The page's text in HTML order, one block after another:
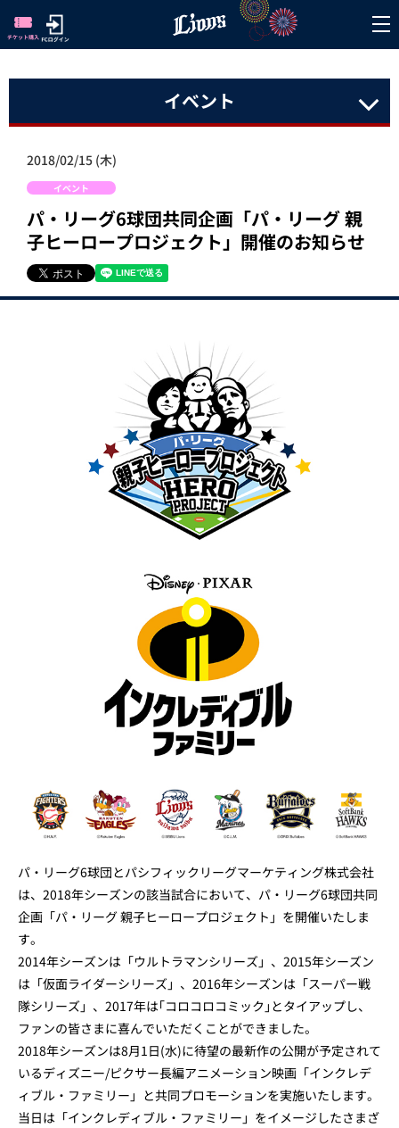
イベント
2018/02/15 (木)
イベント
パ・リーグ6球団共同企画「パ・リーグ 親
子ヒーロープロジェクト」開催のお知らせ
パ・リーグ6球団とパシフィックリーグマーケティング株式会社
は、2018年シーズンの該当試合において、パ・リーグ6球団共同
企画「パ・リーグ 親子ヒーロープロジェクト」を開催いたしま
す。
2014年シーズンは「ウルトラマンシリーズ」、2015年シーズン
は「仮面ライダーシリーズ」、2016年シーズンは「スーパー戦
隊シリーズ」、2017年は｢コロコロコミック｣とタイアップし、
ファンの皆さまに喜んでいただくことができました。
2018年シーズンは8月1日(水)に待望の最新作の公開が予定されて
いるディズニー/ピクサー長編アニメーション映画「インクレデ
ィブル・ファミリー」と共同プロモーションを実施いたします。
当日は「インクレディブル・ファミリー」をイメージしたさまざ